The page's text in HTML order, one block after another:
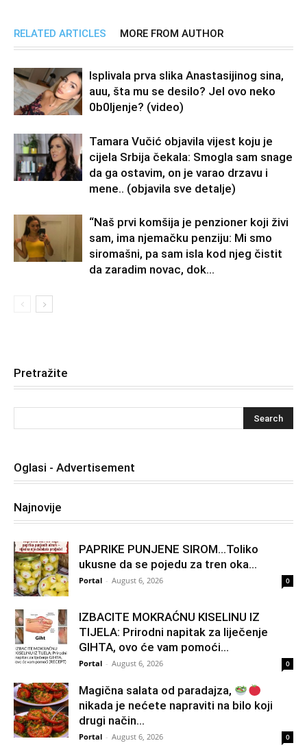
RELATED ARTICLES MORE FROM AUTHOR
Isplivala prva slika Anastasijinog sina,
auu, šta mu se desilo? Jel ovo neko
0b0Ijenje? (video)
Tamara Vučić objavila vijest koju je
cijela Srbija čekala: Smogla sam snage
da ga ostavim, on je varao drzavu i
mene.. (objavila sve detalje)
“Naš prvi komšija je penzioner koji živi
sam, ima njemačku penziju: Mi smo
siromašni, pa sam isla kod njeg čistit
da zaradim novac, dok...
Pretražite
Oglasi - Advertisement
Najnovije
PAPRIKE PUNJENE SIROM…Toliko
ukusne da se pojedu za tren oka…
Portal - August 6, 2026 0
IZBACITE MOKRAĆNU KISELINU IZ
TIJELA: Prirodni napitak za liječenje
GIHTA, ovo će vam pomoći...
Portal - August 6, 2026 0
Magična salata od paradajza,
nikada je nećete napraviti na bilo koji
drugi način…
Portal - August 6, 2026 0